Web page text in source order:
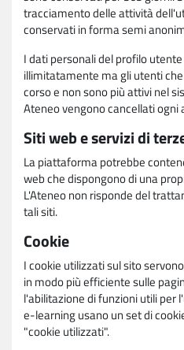
tracciamento delle attività
conservati in forma semi
I dati personali del profilo
illimitatamente ma gli utenti
corso e non sono più attivi nel
Ateneo vengono cancellati ogni
Siti web e servizi di
La piattaforma potrebbe
web che dispongono di una
L'Ateneo non risponde del
tali siti.
Cookie
I cookie utilizzati sul sito
in modo più efficiente sulle
l'abilitazione di funzioni utili per
e-learning usano un set di
"cookie utilizzati".